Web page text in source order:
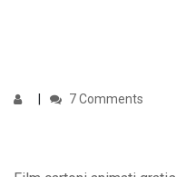
7 Comments